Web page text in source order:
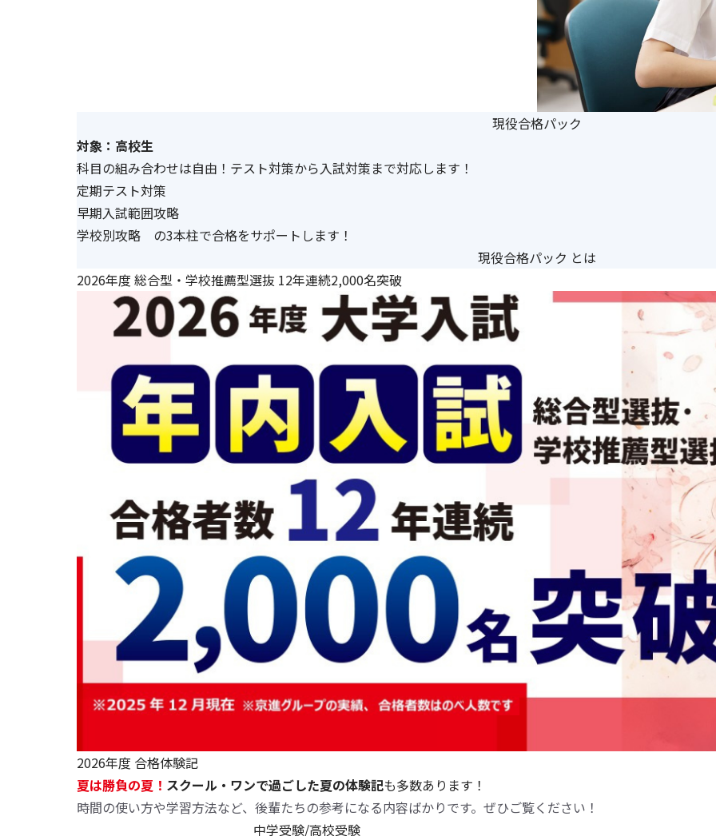
現役合格パック
対象：高校生
科目の組み合わせは自由！テスト対策から入試対策まで対応します！
定期テスト対策
早期入試範囲攻略
学校別攻略 の3本柱で合格をサポートします！
現役合格パック とは
2026年度 総合型・学校推薦型選抜 12年連続2,000名突破
2026年度 合格体験記
夏は勝負の夏！ スクール・ワンで過ごした夏の体験記も多数あります！
時間の使い方や学習方法など、後輩たちの参考になる内容ばかりです。ぜひご覧ください！
中学受験/高校受験